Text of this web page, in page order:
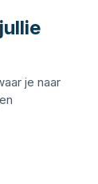
je naar